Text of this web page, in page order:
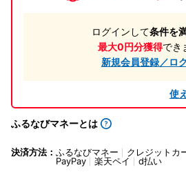
ログインして条件を
最大0円分獲得でき
新規会員登録／ロ
使
ふるなびマネーとは
決済方法： ふるなびマネー クレジットカ
PayPay
楽天ペイ d払い